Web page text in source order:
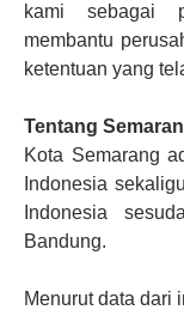
kami sebagai
membantu
ketentuan yang
Tentang
Kota Semarang
Indonesia
Indonesia
Bandung.
Menurut data dari